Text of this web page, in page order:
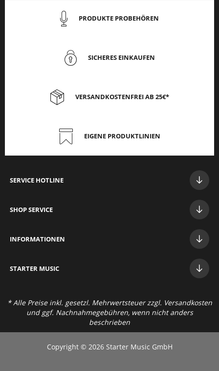
PRODUKTE PROBEHÖREN
SICHERES EINKAUFEN
VERSANDKOSTENFREI AB 25€*
EIGENE PRODUKTLINIEN
SERVICE HOTLINE
SHOP SERVICE
INFORMATIONEN
STARTER MUSIC
* Alle Preise inkl. gesetzl. Mehrwertsteuer zzgl. Versandkosten
und ggf. Nachnahmegebühren, wenn nicht anders
beschrieben
Copyright © 2026 Starter Music GmbH